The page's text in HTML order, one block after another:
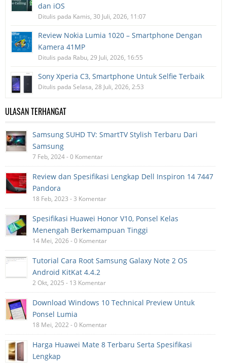
dan iOS
Ditulis pada Kamis, 30 Juli, 2026, 11:07
Review Nokia Lumia 1020 – Smartphone Dengan
Kamera 41MP
Ditulis pada Rabu, 29 Juli, 2026, 16:55
Sony Xperia C3, Smartphone Untuk Selfie Terbaik
Ditulis pada Selasa, 28 Juli, 2026, 2:53
ULASAN TERHANGAT
Samsung SUHD TV: SmartTV Stylish Terbaru Dari
Samsung
7 Feb, 2024 - 0 Komentar
Review dan Spesifikasi Lengkap Dell Inspiron 14 7447
Pandora
18 Feb, 2023 - 3 Komentar
Spesifikasi Huawei Honor V10, Ponsel Kelas
Menengah Berkemampuan Tinggi
14 Mei, 2026 - 0 Komentar
Tutorial Cara Root Samsung Galaxy Note 2 OS
Android KitKat 4.4.2
2 Okt, 2025 - 13 Komentar
Download Windows 10 Technical Preview Untuk
Ponsel Lumia
18 Mei, 2022 - 0 Komentar
Harga Huawei Mate 8 Terbaru Serta Spesifikasi
Lengkap